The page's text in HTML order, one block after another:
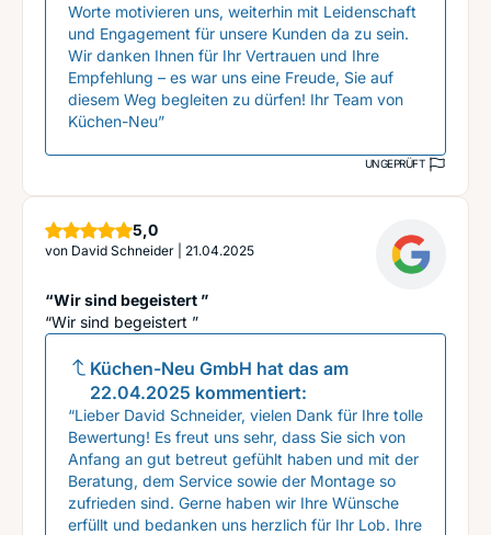
Worte motivieren uns, weiterhin mit Leidenschaft
und Engagement für unsere Kunden da zu sein.
Wir danken Ihnen für Ihr Vertrauen und Ihre
Empfehlung – es war uns eine Freude, Sie auf
diesem Weg begleiten zu dürfen! Ihr Team von
Küchen-Neu”
UNGEPRÜFT
5,0Sterne
von David Schneider 21.04.2025
“Wir sind begeistert ”
“Wir sind begeistert ”
Küchen-Neu GmbH hat das am
22.04.2025 kommentiert:
“Lieber David Schneider, vielen Dank für Ihre tolle
Bewertung! Es freut uns sehr, dass Sie sich von
Anfang an gut betreut gefühlt haben und mit der
Beratung, dem Service sowie der Montage so
zufrieden sind. Gerne haben wir Ihre Wünsche
erfüllt und bedanken uns herzlich für Ihr Lob. Ihre